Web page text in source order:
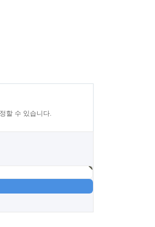
할 수 있습니다.